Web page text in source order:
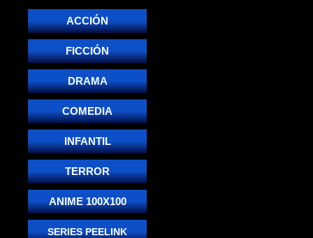
ACCIÓN
FICCIÓN
DRAMA
COMEDIA
INFANTIL
TERROR
ANIME 100X100
SERIES PEELINK